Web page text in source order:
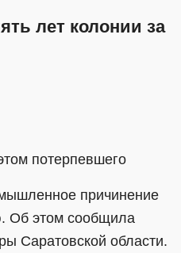
лет колонии за
потерпевшего
причинение
Об этом сообщила
Саратовской области.